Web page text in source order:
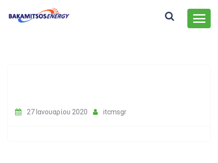
27 Ιανουαρίου 2020 itcmsgr